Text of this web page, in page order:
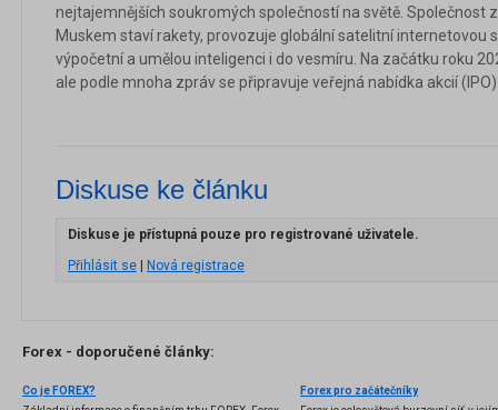
nejtajemnějších soukromých společností na světě. Společnost
Muskem staví rakety, provozuje globální satelitní internetovou
výpočetní a umělou inteligenci i do vesmíru. Na začátku roku
ale podle mnoha zpráv se připravuje veřejná nabídka akcií
Diskuse ke článku
Diskuse je přístupná pouze pro registrované uživatele.
Přihlásit se
Nová registrace
Forex - doporučené články:
Co je FOREX?
Forex pro začátečníky